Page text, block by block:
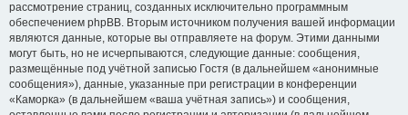
рассмотрение страниц, созданных исключительно программным
обеспечением phpBB. Вторым источником получения вашей информации
являются данные, которые вы отправляете на форум. Этими данными
могут быть, но не исчерпываются, следующие данные: сообщения,
размещённые под учётной записью Гостя (в дальнейшем «анонимные
сообщения»), данные, указанные при регистрации в конференции
«Каморка» (в дальнейшем «ваша учётная запись») и сообщения,